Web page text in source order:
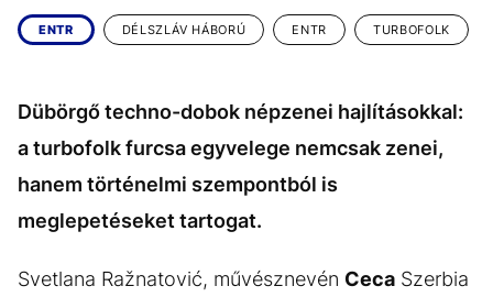
ENTR DÉLSZLÁV HÁBORÚ ENTR TURBOFOLK
Dübörgő techno-dobok népzenei hajlításokkal:
a turbofolk furcsa egyvelege nemcsak zenei,
hanem történelmi szempontból is
meglepetéseket tartogat.
Svetlana Ražnatović, művésznevén Ceca Szerbia